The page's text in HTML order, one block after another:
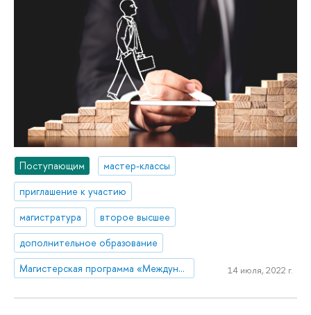
Поступающим
мастер-классы
приглашение к участию
магистратура
второе высшее
дополнительное образование
Магистерская программа «Международный корпоративный комплаенс и этика бизнеса»
14 июля, 2022 г.